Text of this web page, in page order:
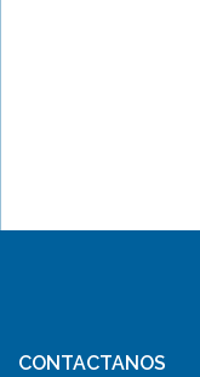
CONTACTANOS